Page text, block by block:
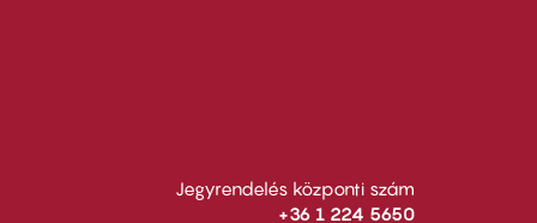
Jegyrendelés központi szám
+36 1 224 5650